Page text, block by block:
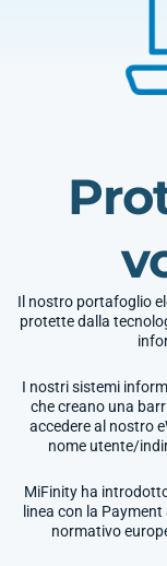
Il nostro portafoglio
protette dalla
I nostri sistemi
che creano una
accedere al nostro
nome utente/
MiFinity ha
linea con la
normativo